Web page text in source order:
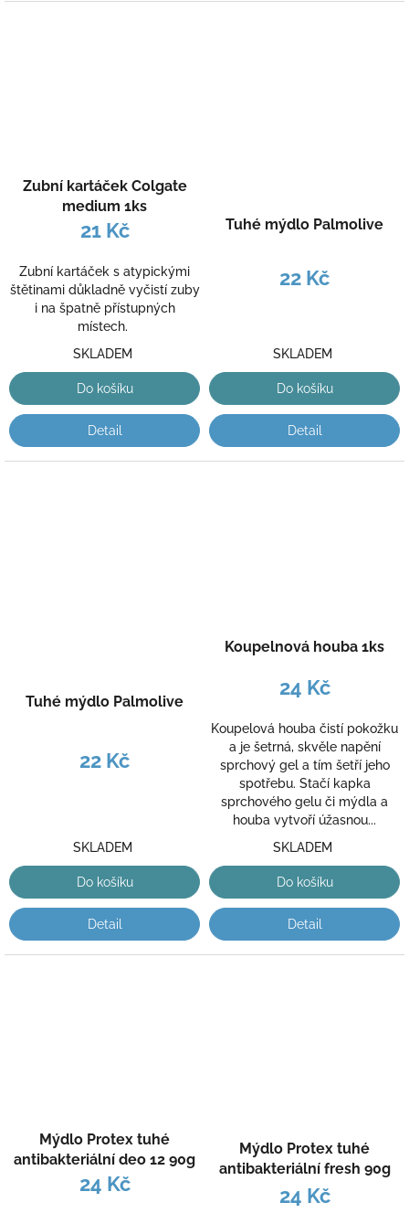
Zubní kartáček Colgate
medium 1ks
21 Kč
Zubní kartáček s atypickými
štětinami důkladně vyčistí zuby
i na špatně přístupných
místech.
SKLADEM
Do košíku
Detail
Tuhé mýdlo Palmolive
22 Kč
SKLADEM
Do košíku
Detail
Tuhé mýdlo Palmolive
22 Kč
SKLADEM
Do košíku
Detail
Koupelnová houba 1ks
24 Kč
Koupelová houba čistí pokožku
a je šetrná, skvěle napění
sprchový gel a tím šetří jeho
spotřebu. Stačí kapka
sprchového gelu či mýdla a
houba vytvoří úžasnou...
SKLADEM
Do košíku
Detail
Mýdlo Protex tuhé
antibakteriální deo 12 90g
24 Kč
Mýdlo Protex tuhé
antibakteriální fresh 90g
24 Kč